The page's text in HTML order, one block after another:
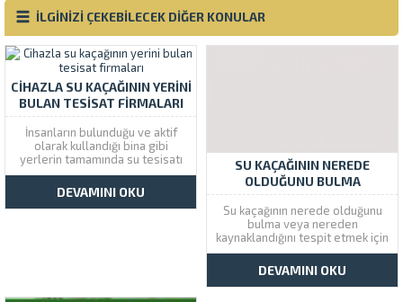
İLGİNİZİ ÇEKEBİLECEK DİĞER KONULAR
CIHAZLA SU KAÇAĞININ YERINI
BULAN TESISAT FIRMALARI
İnsanların bulunduğu ve aktif
olarak kullandığı bina gibi
yerlerin tamamında su tesisatı
bulunmaktadır. Tesisatlar
üzerinde farklı nedenlerden
dolayı su kaçakları meydana
gelmekte ve duvarların
olması Tesisattaki...
DEVAMINI OKU
SU KAÇAĞININ NEREDE
OLDUĞUNU BULMA
Su kaçağının nerede olduğunu
bulma veya nereden
kaynaklandığını tespit etmek için
kamaralı robot cihazlardan
faydalanmaktayız. Çözüm
Tesisat firmamız İstanbul
genelinde daire ve iş yerlerinde
DEVAMINI OKU